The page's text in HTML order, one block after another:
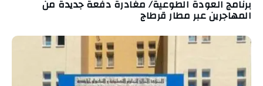
برنامج العودة الطوعية/ مغادرة دفعة جديدة من
المهاجرين عبر مطار قرطاج